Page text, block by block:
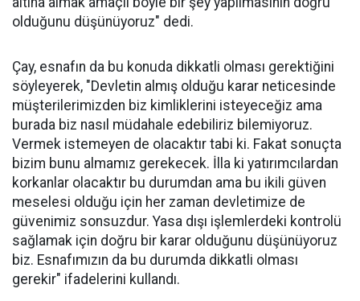
olduğunu düşünüyoruz" dedi.
Çay, esnafın da bu konuda dikkatli olması gerektiğini
söyleyerek, "Devletin almış olduğu karar neticesinde
müşterilerimizden biz kimliklerini isteyeceğiz ama
burada biz nasıl müdahale edebiliriz bilemiyoruz.
Vermek istemeyen de olacaktır tabi ki. Fakat sonuçta
bizim bunu almamız gerekecek. İlla ki yatırımcılardan
korkanlar olacaktır bu durumdan ama bu ikili güven
meselesi olduğu için her zaman devletimize de
güvenimiz sonsuzdur. Yasa dışı işlemlerdeki kontrolü
sağlamak için doğru bir karar olduğunu düşünüyoruz
biz. Esnafımızın da bu durumda dikkatli olması
gerekir" ifadelerini kullandı.